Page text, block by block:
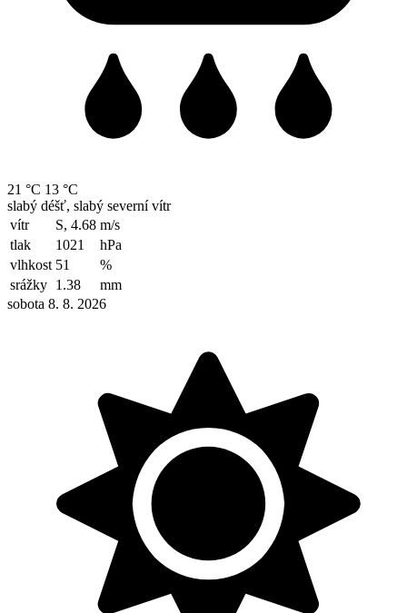
21 °C 13 °C
slabý déšť, slabý severní vítr
vítr
S, 4.68 m/s
tlak
1021
hPa
vlhkost 51
%
srážky 1.38
mm
sobota 8. 8. 2026